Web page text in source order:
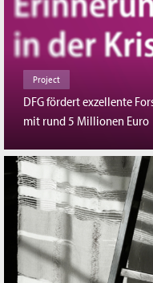
Project
DFG fördert exzellente
mit rund 5 Millionen Euro